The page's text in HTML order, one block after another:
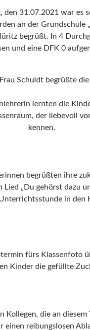
den 31.07.2021 war es
an der Grundschule
begrüßt. In 4
und eine DFK 0
Schuldt begrüßte
lernten die
der liebevoll
kennen.
begrüßten ihre
Lied „Du gehörst dazu
in den
fürs Klassenfoto
Kinder die gefüllte
Kollegen, die an diesem
einen reibungslosen